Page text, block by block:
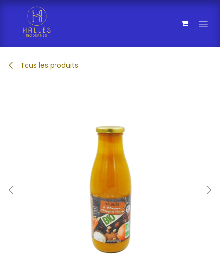
Se rendre au contenu
Tous les produits